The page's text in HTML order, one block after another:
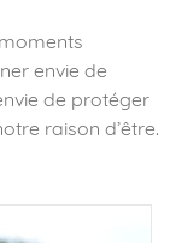
envie de
de protéger
raison d’être.